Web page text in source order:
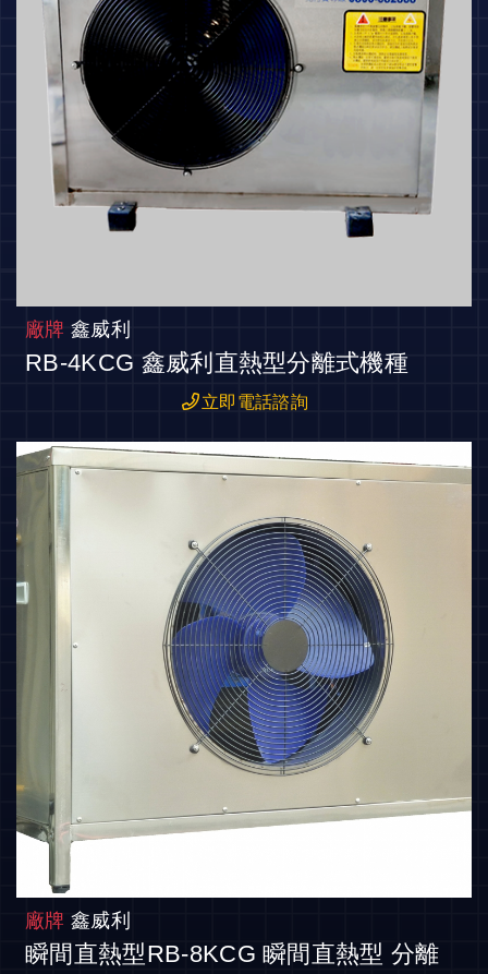
廠牌 鑫威利
RB-4KCG 鑫威利直熱型分離式機種
立即電話諮詢
廠牌 鑫威利
瞬間直熱型RB-8KCG 瞬間直熱型 分離